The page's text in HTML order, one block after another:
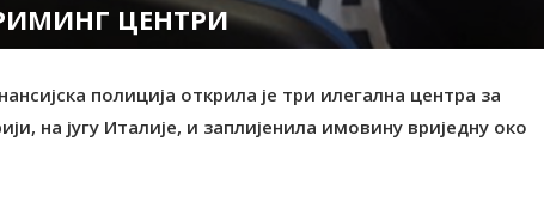
ЦЕНТРИ
полиција открила је три илегална центра за
на југу Италије, и заплијенила имовину вриједну око